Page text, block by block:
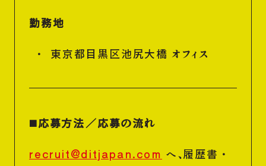
勤務地
東京都目黒区池尻大橋 オフィス
◼️応募方法／応募の流れ
recruit@ditjapan.com へ、履歴書・